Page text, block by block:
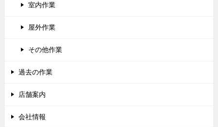
室内作業
屋外作業
その他作業
過去の作業
店舗案内
会社情報